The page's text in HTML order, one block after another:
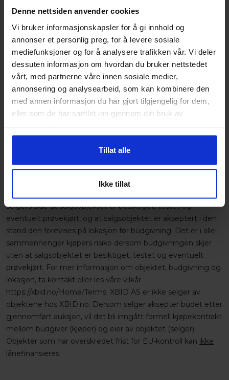
Denne nettsiden anvender cookies
Vi bruker informasjonskapsler for å gi innhold og
annonser et personlig preg, for å levere sosiale
mediefunksjoner og for å analysere trafikken vår. Vi deler
dessuten informasjon om hvordan du bruker nettstedet
vårt, med partnerne våre innen sosiale medier,
annonsering og analysearbeid, som kan kombinere den
med annen informasjon du har gjort tilgjengelig for dem,
eller som de har samlet inn gjennom din bruk av
Tillat alle
Ikke tillat
Objektene ute på auksjonen selges ikke av XBID AS. Varene
legges ut for salg av både private og næringsdrivende. Xbid
er ikke Selger eller part i Kjøpsavtalen. XBID opptrer kun
som formidler. XBID er ikke solidarisk ansvarlig med Selger
og har ingen reklamasjonsansvar. XBID har ikke gjort noen
undersøkelser ved objektet. Eventuell omregistreringsavgift
betales av Kjøper. Annonsetekst er Selgers beskrivelse av
selgers side at salgsobjektet er besiktiget, testet og
eventuelt prøvekjørt, og at salgsobjektet er akseptert i den
stand den forevises på lokasjon før budgivning. Det er i alle
sammenhenger kjøpers risiko dersom budgivningen skjer
uten at salgsobjektet er besiktiget, testet og eventuelt
prøvekjørt. For mer informasjon om objektet, budgivning og
lokasjon, ta kontakt eller les våre vilkår
https://xbid.no/Home/Terms. XBID AS er ikke selger av
objektene hos XBID.no. Dersom selger aksepter budet etter
gjennomført auksjon, vil det bli inngått formell kjøpekontrakt
mellom budgiver (kjøper) og eier av objektet (selger).
Objekter som har overskredet frist for EU-kontroll kan ikke
lånefinansieres.